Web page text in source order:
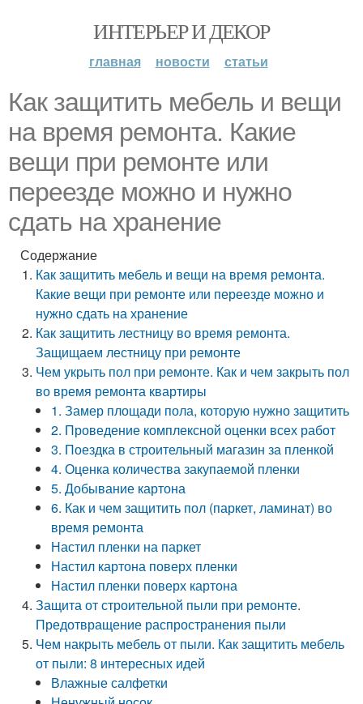
ИНТЕРЬЕР И ДЕКОР
главная новости статьи
Как защитить мебель и вещи
на время ремонта. Какие
вещи при ремонте или
переезде можно и нужно
сдать на хранение
Содержание
Как защитить мебель и вещи на время ремонта.
Какие вещи при ремонте или переезде можно и
нужно сдать на хранение
Как защитить лестницу во время ремонта.
Защищаем лестницу при ремонте
Чем укрыть пол при ремонте. Как и чем закрыть пол
во время ремонта квартиры
1. Замер площади пола, которую нужно защитить
2. Проведение комплексной оценки всех работ
3. Поездка в строительный магазин за пленкой
4. Оценка количества закупаемой пленки
5. Добывание картона
6. Как и чем защитить пол (паркет, ламинат) во
время ремонта
Настил пленки на паркет
Настил картона поверх пленки
Настил пленки поверх картона
Защита от строительной пыли при ремонте.
Предотвращение распространения пыли
Чем накрыть мебель от пыли. Как защитить мебель
от пыли: 8 интересных идей
Влажные салфетки